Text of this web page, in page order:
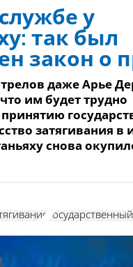
у
так был
закон о
даже Арье
им будет трудно
затягивания в
снова